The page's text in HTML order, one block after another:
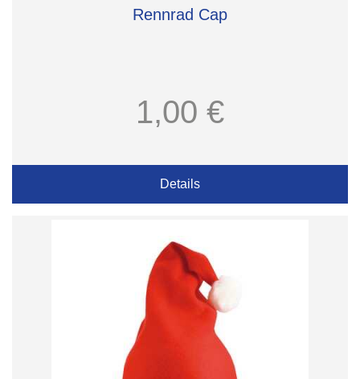
Rennrad Cap
1,00 €
Details